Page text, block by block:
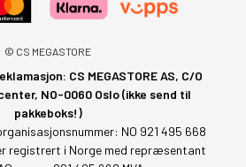
© CS MEGASTORE
CS MEGASTORE AS, C/O
NO-0060 Oslo (ikke send til
pakkeboks!)
NO 921 495 668
er registrert i Norge med repræsentant